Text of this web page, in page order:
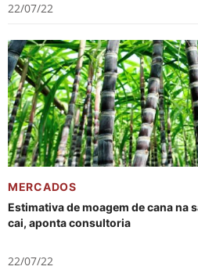
22/07/22
MERCADOS
Estimativa de moagem de cana na
cai, aponta consultoria
22/07/22